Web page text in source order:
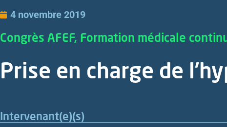
4 novembre 2019
Congrès AFEF, Formation médicale
Prise en charge de
Intervenant(e)(s)